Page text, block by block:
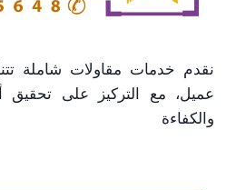
نقدم خدمات مقاولات شاملة
عميل، مع التركيز على تحقيق
والكفاءة